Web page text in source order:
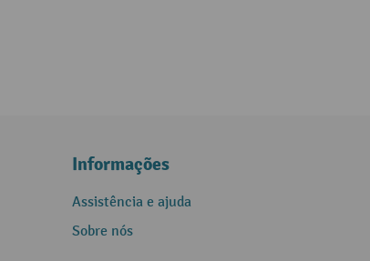
Informações
Assistência e ajuda
Sobre nós